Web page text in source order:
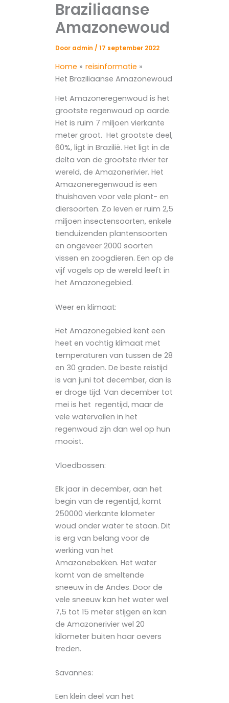
Braziliaanse
Amazonewoud
Door admin / 17 september 2022
Home
reisinformatie
Het Braziliaanse Amazonewoud
Het Amazoneregenwoud is het
grootste regenwoud op aarde.
Het is ruim 7 miljoen vierkante
meter groot. Het grootste deel,
60%, ligt in Brazilië. Het ligt in de
delta van de grootste rivier ter
wereld, de Amazonerivier. Het
Amazoneregenwoud is een
thuishaven voor vele plant- en
diersoorten. Zo leven er ruim 2,5
miljoen insectensoorten, enkele
tienduizenden plantensoorten
en ongeveer 2000 soorten
vissen en zoogdieren. Een op de
vijf vogels op de wereld leeft in
het Amazonegebied.
Weer en klimaat:
Het Amazonegebied kent een
heet en vochtig klimaat met
temperaturen van tussen de 28
en 30 graden. De beste reistijd
is van juni tot december, dan is
er droge tijd. Van december tot
mei is het regentijd, maar de
vele watervallen in het
regenwoud zijn dan wel op hun
mooist.
Vloedbossen:
Elk jaar in december, aan het
begin van de regentijd, komt
250000 vierkante kilometer
woud onder water te staan. Dit
is erg van belang voor de
werking van het
Amazonebekken. Het water
komt van de smeltende
sneeuw in de Andes. Door de
vele sneeuw kan het water wel
7,5 tot 15 meter stijgen en kan
de Amazonerivier wel 20
kilometer buiten haar oevers
treden.
Savannes:
Een klein deel van het